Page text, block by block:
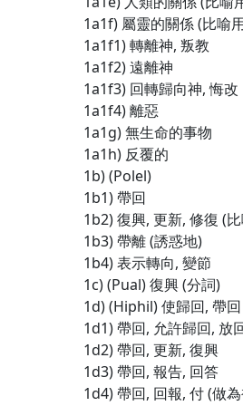
1a1f) 屬靈的關係 (比喻
1a1f1) 轉離神, 叛教
1a1f2) 遠離神
1a1f3) 回轉歸向神, 悔改
1a1f4) 離惡
1a1g) 無生命的事物
1a1h) 反覆的
1b) (Polel)
1b1) 帶回
1b2) 復興, 更新, 修復 (
1b3) 帶離 (誘惑地)
1b4) 表示轉向, 變節
1c) (Pual) 復興 (分詞)
1d) (Hiphil) 使歸回, 帶回
1d1) 帶回, 允許歸回, 放
1d2) 帶回, 更新, 復興
1d3) 帶回, 報告, 回答
1d4) 帶回, 回報, 付 (做